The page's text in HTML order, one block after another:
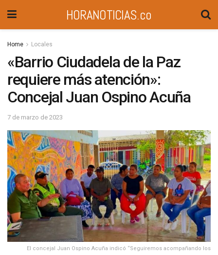
HORANOTICIAS.co
Home Locales
«Barrio Ciudadela de la Paz
requiere más atención»:
Concejal Juan Ospino Acuña
7 de marzo de 2023
El concejal Juan Ospino Acuña indicó “Seguiremos acompañando los